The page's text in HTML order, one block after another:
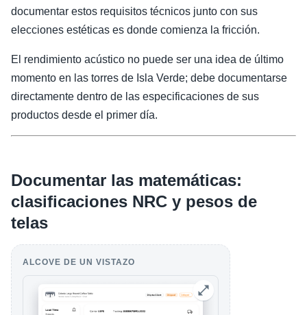
documentar estos requisitos técnicos junto con sus
elecciones estéticas es donde comienza la fricción.
El rendimiento acústico no puede ser una idea de último
momento en las torres de Isla Verde; debe documentarse
directamente dentro de las especificaciones de sus
productos desde el primer día.
Documentar las matemáticas:
clasificaciones NRC y pesos de
telas
ALCOVE DE UN VISTAZO